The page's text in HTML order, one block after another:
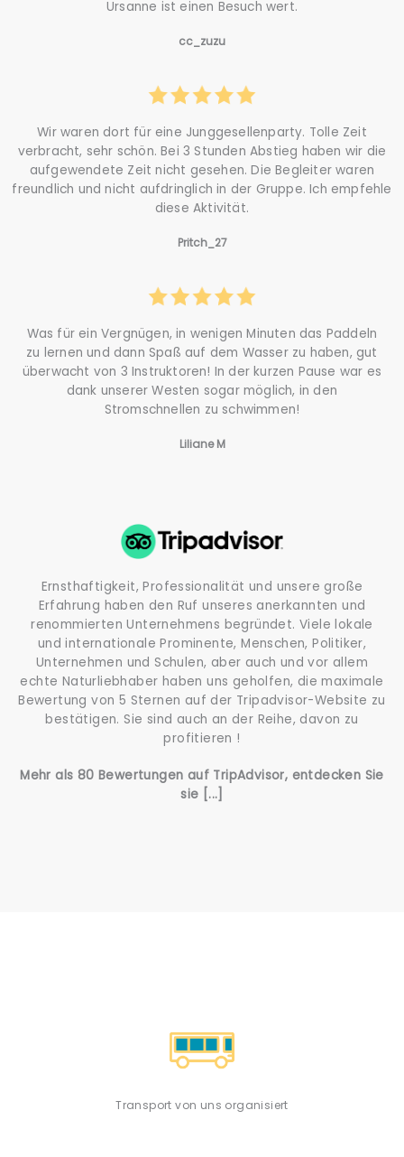
Ursanne ist einen Besuch wert.
cc_zuzu
Wir waren dort für eine Junggesellenparty. Tolle Zeit
verbracht, sehr schön. Bei 3 Stunden Abstieg haben wir die
aufgewendete Zeit nicht gesehen. Die Begleiter waren
freundlich und nicht aufdringlich in der Gruppe. Ich empfehle
diese Aktivität.
Pritch_27
Was für ein Vergnügen, in wenigen Minuten das Paddeln
zu lernen und dann Spaß auf dem Wasser zu haben, gut
überwacht von 3 Instruktoren! In der kurzen Pause war es
dank unserer Westen sogar möglich, in den
Stromschnellen zu schwimmen!
Liliane M
Ernsthaftigkeit, Professionalität und unsere große
Erfahrung haben den Ruf unseres anerkannten und
renommierten Unternehmens begründet. Viele lokale
und internationale Prominente, Menschen, Politiker,
Unternehmen und Schulen, aber auch und vor allem
echte Naturliebhaber haben uns geholfen, die maximale
Bewertung von 5 Sternen auf der Tripadvisor-Website zu
bestätigen. Sie sind auch an der Reihe, davon zu
profitieren !
Mehr als 80 Bewertungen auf TripAdvisor, entdecken Sie
sie [...]
Transport von uns organisiert